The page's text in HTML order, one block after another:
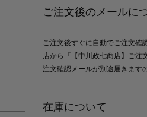
ご注文後のメールに
ご注文後すぐに自動でご注文確
店から「【中川政七商店】ご注
注文確認メールが別途届きます
在庫について